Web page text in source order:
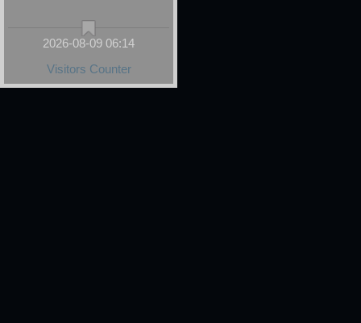
2026-08-09 06:14
Visitors Counter